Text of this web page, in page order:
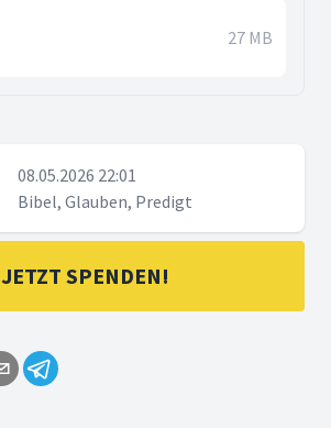
27 MB
08.05.2026 22:01
Bibel, Glauben, Predigt
JETZT SPENDEN!